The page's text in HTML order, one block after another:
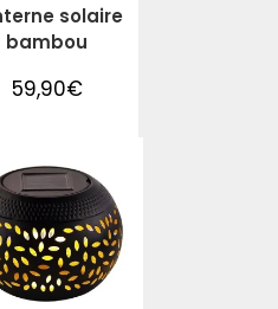
solaire
bambou
59,90€